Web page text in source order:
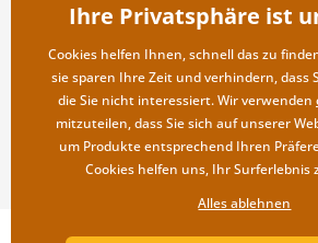
Versand- und
Rücksendung der Ware
Ihre Privatsphäre ist
Cookies helfen Ihnen, schnell das zu
sie sparen Ihre Zeit und verhindern, dass
die Sie nicht interessiert. Wir verwenden
mitzuteilen, dass Sie sich auf unserer
um Produkte entsprechend Ihren
Cookies helfen uns, Ihr Surferlebnis
Alles ablehnen